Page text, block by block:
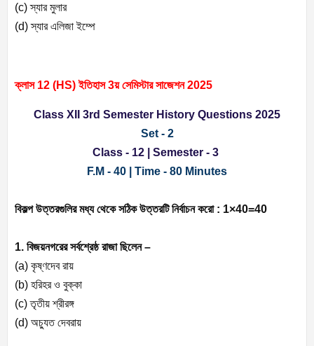
(c) স্যার মুলার
(d) স্যার এলিজা ইম্পে
ক্লাস 12 (HS) ইতিহাস 3য় সেমিস্টার সাজেশন 2025
Class XII 3rd Semester History Questions 2025
Set - 2
Class - 12 | Semester - 3
F.M - 40 | Time - 80 Minutes
বিকল্প উত্তরগুলির মধ্য থেকে সঠিক উত্তরটি নির্বাচন করো : 1×40=40
1. বিজয়নগরের সর্বশ্রেষ্ঠ রাজা ছিলেন –
(a) কৃষ্ণদেব রায়
(b) হরিহর ও বুক্কা
(c) তৃতীয় শ্রীরঙ্গ
(d) অচ্যুত দেবরায়